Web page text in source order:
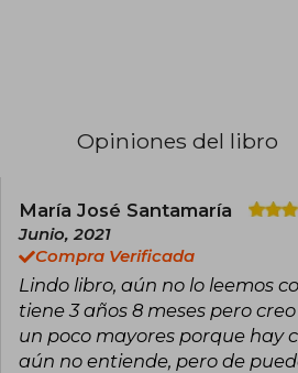
Opiniones del libro
María José Santamaría
Junio, 2021
Compra Verificada
Lindo libro, aún no lo leemos
tiene 3 años 8 meses pero
un poco mayores porque hay
aún no entiende, pero de